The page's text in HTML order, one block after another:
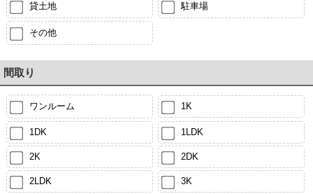
貸土地 駐車場
その他
間取り
ワンルーム 1K
1DK 1LDK
2K 2DK
2LDK 3K